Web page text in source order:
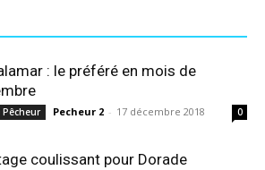
: le préféré en mois de
Pecheur 2 - 17 décembre 2018 0
coulissant pour Dorade